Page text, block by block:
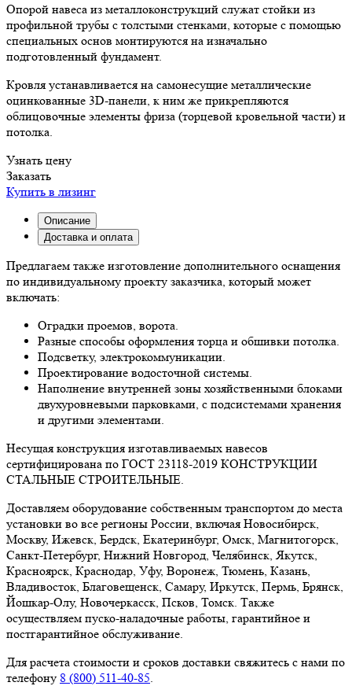
Опорой навеса из металлоконструкций служат стойки из
профильной трубы с толстыми стенками, которые с помощью
специальных основ монтируются на изначально
подготовленный фундамент.
Кровля устанавливается на самонесущие металлические
оцинкованные 3D-панели, к ним же прикрепляются
облицовочные элементы фриза (торцевой кровельной части) и
потолка.
Узнать цену
Заказать
Купить в лизинг
Описание
Доставка и оплата
Предлагаем также изготовление дополнительного оснащения
по индивидуальному проекту заказчика, который может
включать:
Оградки проемов, ворота.
Разные способы оформления торца и обшивки потолка.
Подсветку, электрокоммуникации.
Проектирование водосточной системы.
Наполнение внутренней зоны хозяйственными блоками
двухуровневыми парковками, с подсистемами хранения
и другими элементами.
Несущая конструкция изготавливаемых навесов
сертифицирована по ГОСТ 23118-2019 КОНСТРУКЦИИ
СТАЛЬНЫЕ СТРОИТЕЛЬНЫЕ.
Доставляем оборудование собственным транспортом до места
установки во все регионы России, включая Новосибирск,
Москву, Ижевск, Бердск, Екатеринбург, Омск, Магнитогорск,
Санкт-Петербург, Нижний Новгород, Челябинск, Якутск,
Красноярск, Краснодар, Уфу, Воронеж, Тюмень, Казань,
Владивосток, Благовещенск, Самару, Иркутск, Пермь, Брянск,
Йошкар-Олу, Новочеркасск, Псков, Томск. Также
осуществляем пуско-наладочные работы, гарантийное и
постгарантийное обслуживание.
Для расчета стоимости и сроков доставки свяжитесь с нами по
телефону 8 (800) 511-40-85